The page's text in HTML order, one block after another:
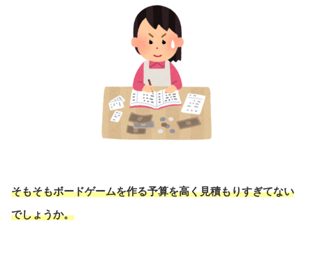
そもそもボードゲームを作る予算を高く見積もりすぎてない
でしょうか。